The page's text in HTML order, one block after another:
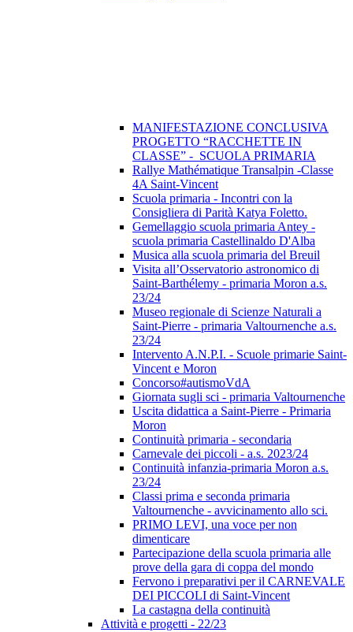
MANIFESTAZIONE CONCLUSIVA
PROGETTO “RACCHETTE IN
CLASSE” - SCUOLA PRIMARIA
Rallye Mathématique Transalpin -Classe
4A Saint-Vincent
Scuola primaria - Incontri con la
Consigliera di Parità Katya Foletto.
Gemellaggio scuola primaria Antey -
scuola primaria Castellinaldo D'Alba
Musica alla scuola primaria del Breuil
Visita all’Osservatorio astronomico di
Saint-Barthélemy - primaria Moron a.s.
23/24
Museo regionale di Scienze Naturali a
Saint-Pierre - primaria Valtournenche a.s.
23/24
Intervento A.N.P.I. - Scuole primarie Saint-
Vincent e Moron
Concorso#autismoVdA
Giornata sugli sci - primaria Valtournenche
Uscita didattica a Saint-Pierre - Primaria
Moron
Continuità primaria - secondaria
Carnevale dei piccoli - a.s. 2023/24
Continuità infanzia-primaria Moron a.s.
23/24
Classi prima e seconda primaria
Valtournenche - avvicinamento allo sci.
PRIMO LEVI, una voce per non
dimenticare
Partecipazione della scuola primaria alle
prove della gara di coppa del mondo
Fervono i preparativi per il CARNEVALE
DEI PICCOLI di Saint-Vincent
La castagna della continuità
Attività e progetti - 22/23